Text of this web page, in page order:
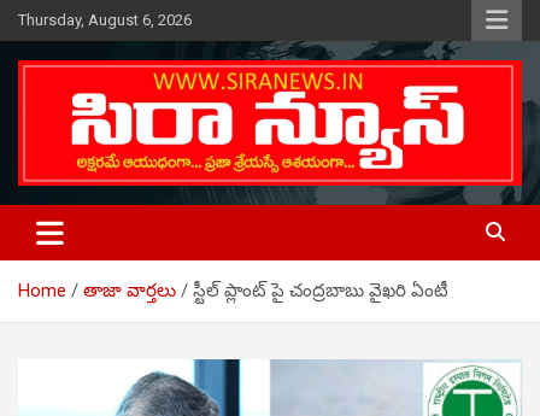
Skip
to
content
Thursday, August 6, 2026
SIRA NEWS
Telugu Online News Daily
Home తాజా వార్తలు స్టీల్ ప్లాంట్ పై చంద్రబాబు వైఖరి ఏంటీ